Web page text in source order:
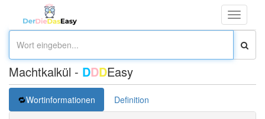
Toggle
Machtkalkül - DDDEasy
Wortinformationen Definition